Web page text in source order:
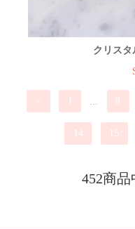
クリス
< 8
14 15
452商品